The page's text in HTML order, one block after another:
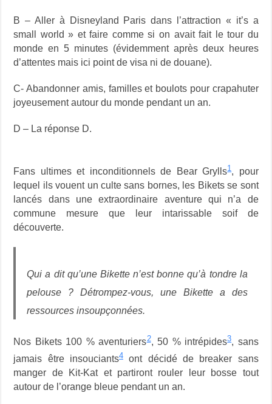
B – Aller à Disneyland Paris dans l’attraction « it’s a
small world » et faire comme si on avait fait le tour du
monde en 5 minutes (évidemment après deux heures
d’attentes mais ici point de visa ni de douane).
C- Abandonner amis, familles et boulots pour crapahuter
joyeusement autour du monde pendant un an.
D – La réponse D.
Fans ultimes et inconditionnels de Bear Grylls1 , pour
lequel ils vouent un culte sans bornes, les Bikets se sont
lancés dans une extraordinaire aventure qui n’a de
commune mesure que leur intarissable soif de
découverte.
Qui a dit qu’une Bikette n’est bonne qu’à tondre la
pelouse ? Détrompez-vous, une Bikette a des
ressources insoupçonnées.
Nos Bikets 100 % aventuriers2, 50 % intrépides3, sans
jamais être insouciants4ont décidé de breaker sans
manger de Kit-Kat et partiront rouler leur bosse tout
autour de l’orange bleue pendant un an.